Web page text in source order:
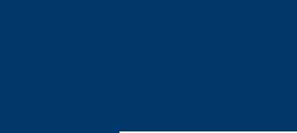
U staat op het punt
ons onmiddellijk elke